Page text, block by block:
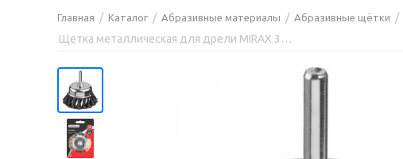
Главная / Каталог / Абразивные материалы / Абразивные щётки /
Щетка металлическая для дрели MIRAX 35148-075, со шпилькой, "чашка", 0.5 мм, d=75 мм